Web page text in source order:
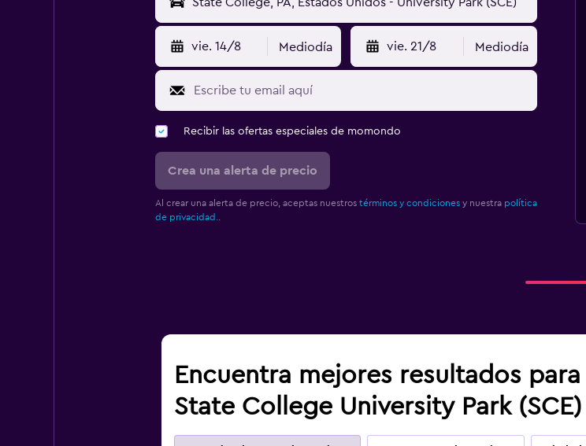
vie. 14/8 Mediodía vie. 21/8 Mediodía
Recibir las ofertas especiales de momondo
Crea una alerta de precio
Al crear una alerta de precio, aceptas nuestros términos y condicionesy nuestra política
de privacidad.
Encuentra mejores resultados
State College University Park (SCE)